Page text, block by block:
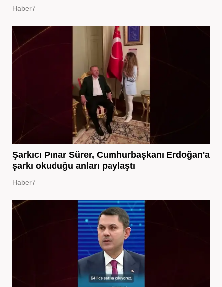
Haber7
Şarkıcı Pınar Sürer, Cumhurbaşkanı Erdoğan'a
şarkı okuduğu anları paylaştı
Haber7